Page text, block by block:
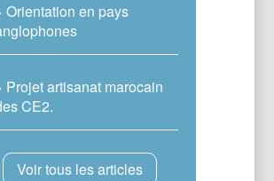
Orientation en pays
Projet artisanat marocain
CE2.
Voir tous les articles